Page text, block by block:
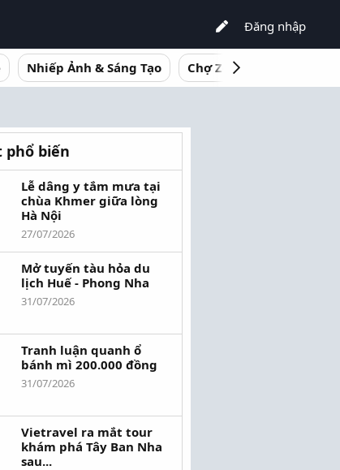
Đăng nhập
Nhiếp Ảnh & Sáng Tạo Chợ Zooxem
phổ biến
Lễ dâng y tắm mưa tại
chùa Khmer giữa lòng
Hà Nội
27/07/2026
Mở tuyến tàu hỏa du
lịch Huế - Phong Nha
31/07/2026
Tranh luận quanh ổ
bánh mì 200.000 đồng
31/07/2026
Vietravel ra mắt tour
khám phá Tây Ban Nha
sau...